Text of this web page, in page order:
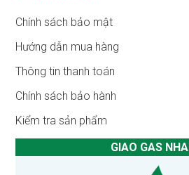
Chính sách bảo mật
Hướng dẫn mua hàng
Thông tin thanh toán
Chính sách bảo hành
Kiểm tra sản phẩm
GIAO GAS